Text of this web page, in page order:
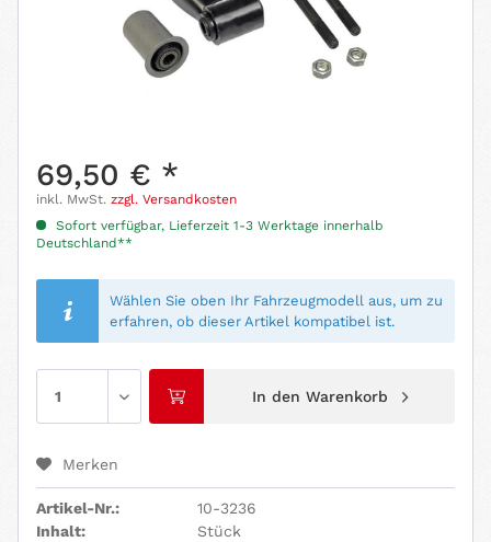
69,50 € *
inkl. MwSt. zzgl. Versandkosten
Sofort verfügbar, Lieferzeit 1-3 Werktage innerhalb
Deutschland**
Wählen Sie oben Ihr Fahrzeugmodell aus, um zu
erfahren, ob dieser Artikel kompatibel ist.
In den Warenkorb
Merken
Artikel-Nr.:
10-3236
Inhalt:
Stück